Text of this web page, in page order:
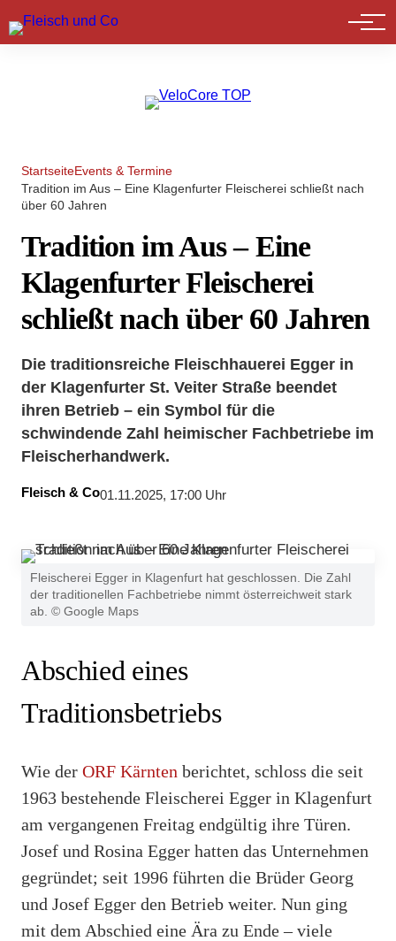
Marktführer
StartseiteEvents & Termine
Tradition im Aus – Eine Klagenfurter Fleischerei schließt nach
über 60 Jahren
Tradition im Aus – Eine
Klagenfurter Fleischerei
schließt nach über 60 Jahren
Die traditionsreiche Fleischhauerei Egger in
der Klagenfurter St. Veiter Straße beendet
ihren Betrieb – ein Symbol für die
schwindende Zahl heimischer Fachbetriebe im
Fleischerhandwerk.
Fleisch & Co01.11.2025, 17:00 Uhr
Fleischerei Egger in Klagenfurt hat geschlossen. Die Zahl
der traditionellen Fachbetriebe nimmt österreichweit stark
ab. © Google Maps
Abschied eines
Traditionsbetriebs
Wie der ORF Kärnten berichtet, schloss die seit
1963 bestehende Fleischerei Egger in Klagenfurt
am vergangenen Freitag endgültig ihre Türen.
Josef und Rosina Egger hatten das Unternehmen
gegründet; seit 1996 führten die Brüder Georg
und Josef Egger den Betrieb weiter. Nun ging
mit dem Abschied eine Ära zu Ende – viele